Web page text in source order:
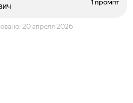
1 промпт
20 апреля 2026